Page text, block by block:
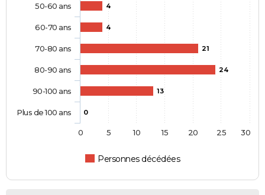
4
4
21
24
13
0
Personnes décédées
50-60 ans
60-70 ans
70-80 ans
80-90 ans
90-100 ans
Plus de 100 ans
0 5 10 15 20 25 30